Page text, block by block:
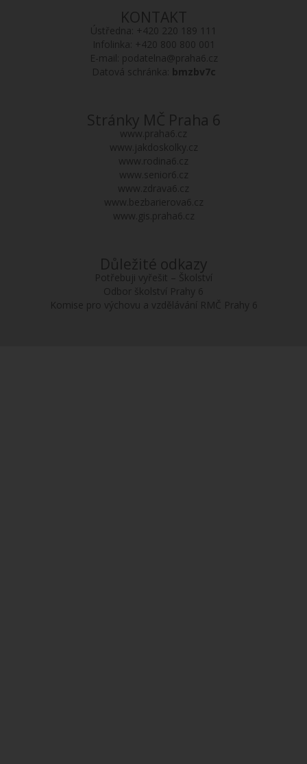
KONTAKT
Ústředna: +420 220 189 111
Infolinka: +420 800 800 001
E-mail: podatelna@praha6.cz
Datová schránka: bmzbv7c
Stránky MČ Praha 6
www.praha6.cz
www.jakdoskolky.cz
www.rodina6.cz
www.senior6.cz
www.zdrava6.cz
www.bezbarierova6.cz
www.gis.praha6.cz
Důležité odkazy
Potřebuji vyřešit – Školství
Odbor školství Prahy 6
Komise pro výchovu a vzdělávání RMČ Prahy 6